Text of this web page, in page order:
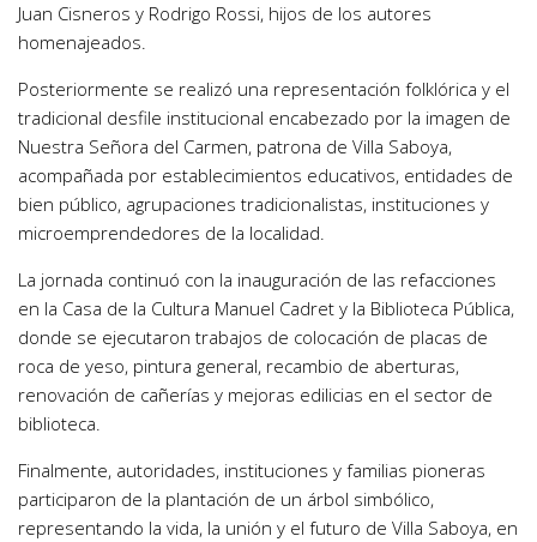
Juan Cisneros y Rodrigo Rossi, hijos de los autores
homenajeados.
Posteriormente se realizó una representación folklórica y el
tradicional desfile institucional encabezado por la imagen de
Nuestra Señora del Carmen, patrona de Villa Saboya,
acompañada por establecimientos educativos, entidades de
bien público, agrupaciones tradicionalistas, instituciones y
microemprendedores de la localidad.
La jornada continuó con la inauguración de las refacciones
en la Casa de la Cultura Manuel Cadret y la Biblioteca Pública,
donde se ejecutaron trabajos de colocación de placas de
roca de yeso, pintura general, recambio de aberturas,
renovación de cañerías y mejoras edilicias en el sector de
biblioteca.
Finalmente, autoridades, instituciones y familias pioneras
participaron de la plantación de un árbol simbólico,
representando la vida, la unión y el futuro de Villa Saboya, en